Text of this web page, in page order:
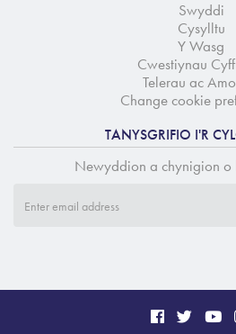
Swyddi
Cysylltu
Y Wasg
Cwestiynau
Telerau ac
Change cookie
TANYSGRIFIO I'R
Newyddion a chynigion o